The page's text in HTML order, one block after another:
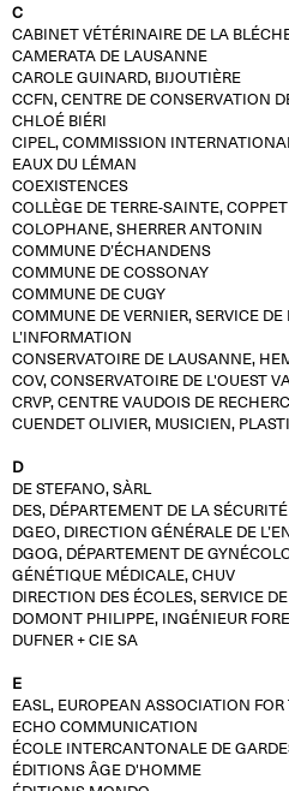
C
CABINET VÉTÉRINAIRE DE LA
CAMERATA DE LAUSANNE
CAROLE GUINARD, BIJOUTIÈRE
CCFN, CENTRE DE CONSERVATION
CHLOÉ BIÉRI
CIPEL, COMMISSION
EAUX DU LÉMAN
COEXISTENCES
COLLÈGE DE TERRE-SAINTE, COPPET
COLOPHANE, SHERRER ANTONIN
COMMUNE D’ÉCHANDENS
COMMUNE DE COSSONAY
COMMUNE DE CUGY
COMMUNE DE VERNIER, SERVICE DE
L’INFORMATION
CONSERVATOIRE DE LAUSANNE,
COV, CONSERVATOIRE DE L'OUEST
CRVP, CENTRE VAUDOIS DE
CUENDET OLIVIER, MUSICIEN,
D
DE STEFANO, SÀRL
DES, DÉPARTEMENT DE LA
DGEO, DIRECTION GÉNÉRALE DE
DGOG, DÉPARTEMENT DE
GÉNÉTIQUE MÉDICALE, CHUV
DIRECTION DES ÉCOLES, SERVICE
DOMONT PHILIPPE, INGÉNIEUR
DUFNER + CIE SA
E
EASL, EUROPEAN ASSOCIATION
ECHO COMMUNICATION
ÉCOLE INTERCANTONALE DE
ÉDITIONS ÂGE D'HOMME